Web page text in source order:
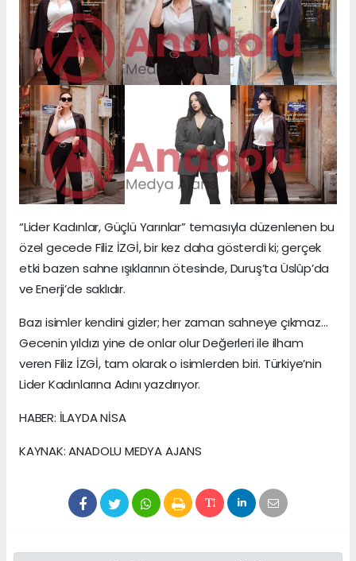
“Lider Kadınlar, Güçlü Yarınlar” temasıyla düzenlenen bu
özel gecede Filiz İZGİ, bir kez daha gösterdi ki; gerçek
etki bazen sahne ışıklarının ötesinde, Duruş’ta Üslûp’da
ve Enerji’de saklıdır.
Bazı isimler kendini gizler; her zaman sahneye çıkmaz…
Gecenin yıldızı yine de onlar olur Değerleri ile ilham
veren Filiz İZGİ, tam olarak o isimlerden biri. Türkiye’nin
Lider Kadınlarına Adını yazdırıyor.
HABER: İLAYDA NİSA
KAYNAK: ANADOLU MEDYA AJANS